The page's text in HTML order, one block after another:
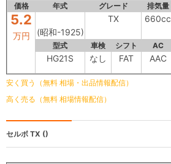
価格 年式 グレード 排気量
5.2
万円 (昭和-1925)
TX 660cc
型式 車検 シフト AC
HG21S なし FAT AAC
安く買う（無料 相場・出品情報配信）
高く売る（無料 相場情報配信）
セルボ TX ()